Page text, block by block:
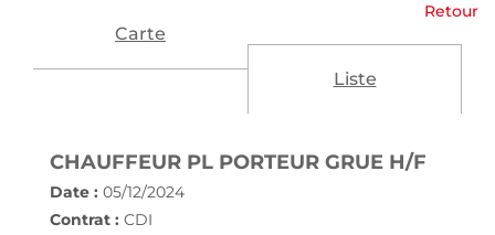
Retour
Carte
Liste
CHAUFFEUR PL PORTEUR GRUE H/F
Date : 05/12/2024
Contrat : CDI